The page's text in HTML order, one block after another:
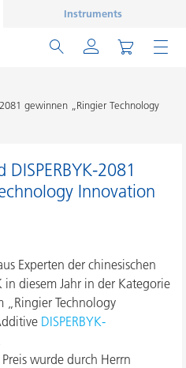
Instruments
2081 gewinnen „Ringier Technology
DISPERBYK-2081
Innovation
Experten der chinesischen
diesem Jahr in der Kategorie
„Ringier Technology
DISPERBYK-
wurde durch Herrn